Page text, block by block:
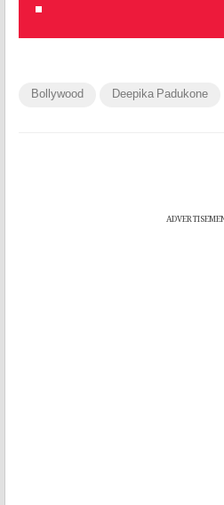
Bollywood Deepika Padukone